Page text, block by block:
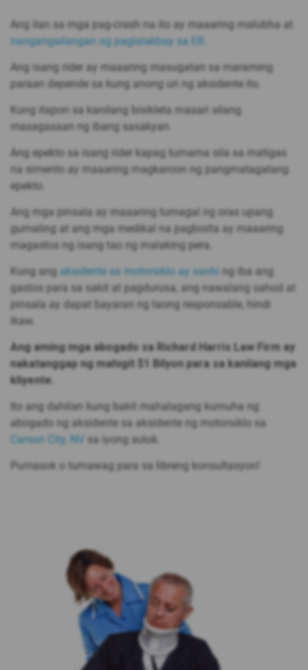
Ang ilan sa mga pag-crash na ito ay maaaring malubha at
nangangailangan ng paglalakbay sa ER.
Ang isang rider ay maaaring masugatan sa maraming
paraan depende sa kung anong uri ng aksidente ito.
Kung itapon sa kanilang bisikleta maaari silang
masagasaan ng ibang sasakyan.
Ang epekto sa isang rider kapag tumama sila sa matigas
na simento ay maaaring magkaroon ng pangmatagalang
epekto.
Ang mga pinsala ay maaaring tumagal ng oras upang
gumaling at ang mga medikal na pagbisita ay maaaring
magastos ng isang tao ng malaking pera.
Kung ang aksidente sa motorsiklo ay sanhi ng iba ang
gastos para sa sakit at pagdurusa, ang nawalang sahod at
pinsala ay dapat bayaran ng taong responsable, hindi
ikaw.
Ang aming mga abogado sa Richard Harris Law Firm ay
nakatanggap ng mahigit $1 Bilyon para sa kanilang mga
kliyente.
Ito ang dahilan kung bakit mahalagang kumuha ng
abogado ng aksidente sa aksidente ng motorsiklo sa
Carson City, NV sa iyong sulok.
Pumasok o tumawag para sa libreng konsultasyon!